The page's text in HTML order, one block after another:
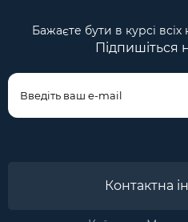
Бажаєте бути в курсі
Підпишіться
Контактна